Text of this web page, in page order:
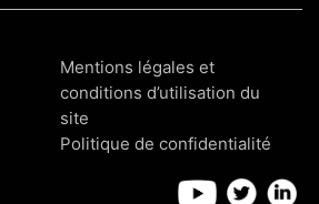
Mentions légales et
conditions d’utilisation du
site
Politique de confidentialité